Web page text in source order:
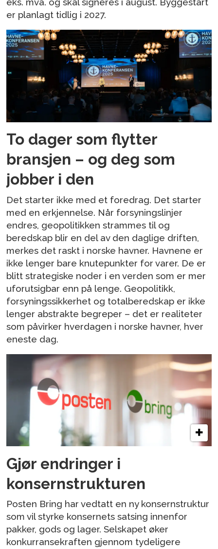
eks. mva. og skal signeres i august. Byggestart
er planlagt tidlig i 2027.
To dager som flytter
bransjen – og deg som
jobber i den
Det starter ikke med et foredrag. Det starter
med en erkjennelse. Når forsyningslinjer
endres, geopolitikken strammes til og
beredskap blir en del av den daglige driften,
merkes det raskt i norske havner. Havnene er
ikke lenger bare knutepunkter for varer. De er
blitt strategiske noder i en verden som er mer
uforutsigbar enn på lenge. Geopolitikk,
forsyningssikkerhet og totalberedskap er ikke
lenger abstrakte begreper – det er realiteter
som påvirker hverdagen i norske havner, hver
eneste dag.
Gjør endringer i
konsernstrukturen
Posten Bring har vedtatt en ny konsernstruktur
som vil styrke konsernets satsing innenfor
pakker, gods og lager. Selskapet øker
konkurransekraften gjennom tydeligere